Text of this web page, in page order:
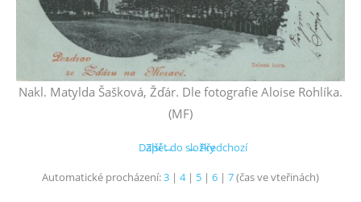
Nakl. Matylda Šašková, Žďár. Dle fotografie Aloise Rohlíka.
(MF)
← Předchozí
Další →
Zpět do složky
Automatické procházení:3 | 4| 5 | 6 | 7(čas ve vteřinách)